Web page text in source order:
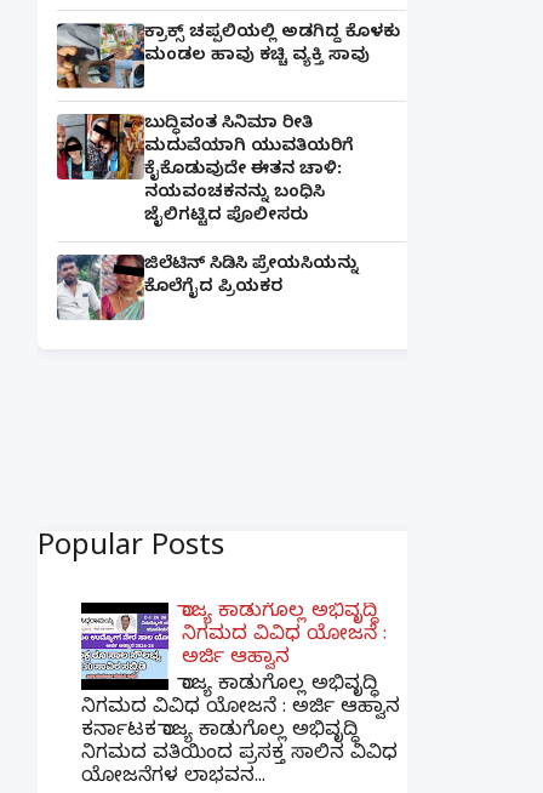
ಕ್ರಾಕ್ಸ್ ಚಪ್ಪಲಿಯಲ್ಲಿ ಅಡಗಿದ್ದ ಕೊಳಕು
ಮಂಡಲ ಹಾವು ಕಚ್ಚಿ ವ್ಯಕ್ತಿ ಸಾವು
ಬುದ್ಧಿವಂತ ಸಿನಿಮಾ ರೀತಿ
ಮದುವೆಯಾಗಿ ಯುವತಿಯರಿಗೆ
ಕೈಕೊಡುವುದೇ ಈತನ ಚಾಳಿ:
ನಯವಂಚಕನನ್ನು ಬಂಧಿಸಿ
ಜೈಲಿಗಟ್ಟಿದ ಪೊಲೀಸರು
ಜಿಲೆಟಿನ್ ಸಿಡಿಸಿ ಪ್ರೇಯಸಿಯನ್ನು
ಕೊಲೆಗೈದ ಪ್ರಿಯಕರ
Popular Posts
ರಾಜ್ಯ ಕಾಡುಗೊಲ್ಲ ಅಭಿವೃದ್ಧಿ
ನಿಗಮದ ವಿವಿಧ ಯೋಜನೆ :
ಅರ್ಜಿ ಆಹ್ವಾನ
ರಾಜ್ಯ ಕಾಡುಗೊಲ್ಲ ಅಭಿವೃದ್ಧಿ
ನಿಗಮದ ವಿವಿಧ ಯೋಜನೆ : ಅರ್ಜಿ ಆಹ್ವಾನ
ಕರ್ನಾಟಕ ರಾಜ್ಯ ಕಾಡುಗೊಲ್ಲ ಅಭಿವೃದ್ಧಿ
ನಿಗಮದ ವತಿಯಿಂದ ಪ್ರಸಕ್ತ ಸಾಲಿನ ವಿವಿಧ
ಯೋಜನೆಗಳ ಲಾಭವನ...